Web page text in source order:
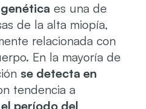
genética es una de
de la alta miopía,
relacionada con
En la mayoría de
se detecta en
tendencia a
período del